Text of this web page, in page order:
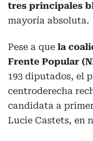
tres principales
mayoría absoluta.
Pese a que la
Frente Popular
193 diputados, el
centroderecha
candidata a
Lucie Castets, en